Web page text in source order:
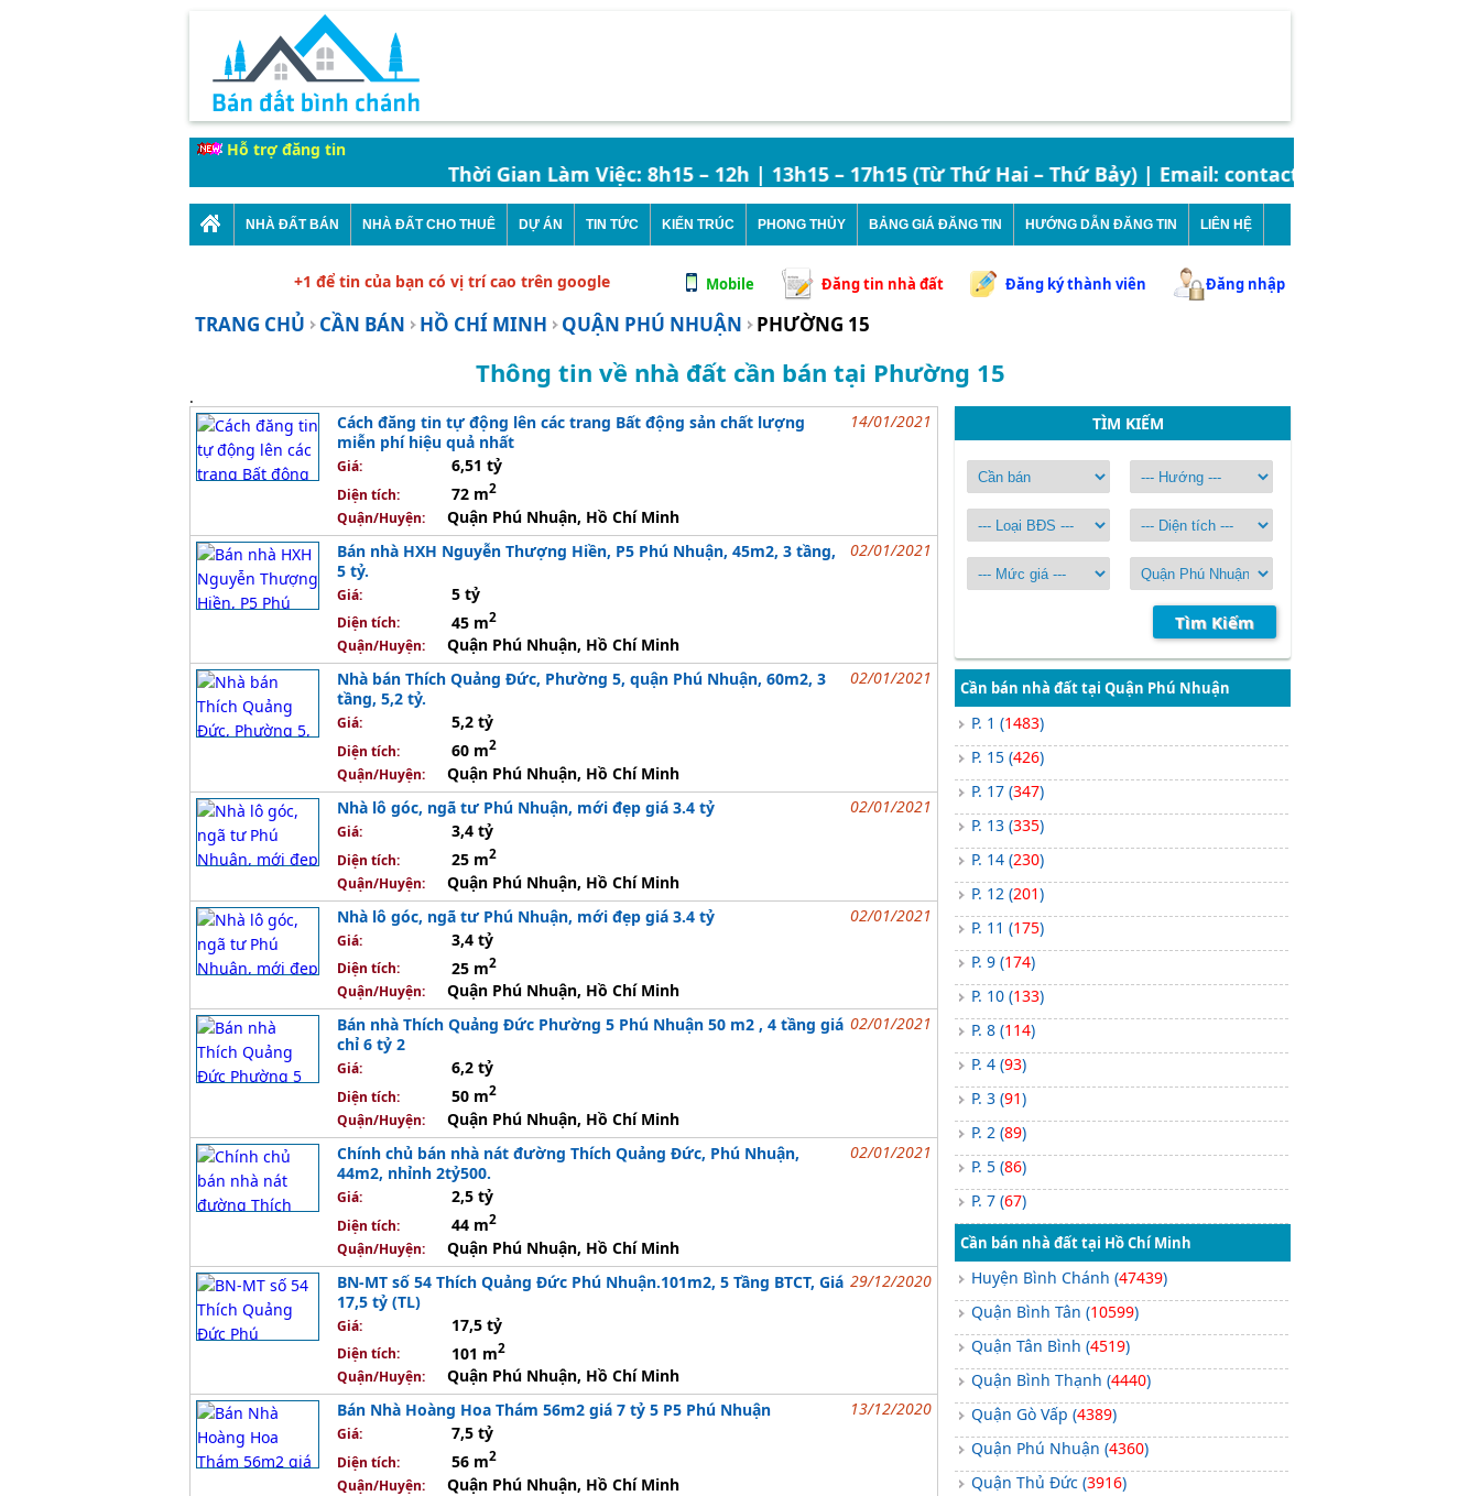
Hỗ trợ đăng tin
Thời Gian Làm Việc: 8h15 – 12h | 13h15 – 17h15 (Từ Thứ Hai – Thứ Bảy) | Email:
NHÀ ĐẤT BÁN NHÀ ĐẤT CHO THUÊ DỰ ÁN TIN TỨC KIẾN TRÚC PHONG THỦY BẢNG GIÁ ĐĂNG TIN HƯỚNG DẪN ĐĂNG TIN LIÊN HỆ
+1 để tin của bạn có vị trí cao trên google Mobile Đăng tin nhà đất Đăng ký thành viên Đăng nhập
TRANG CHỦ CẦN BÁN HỒ CHÍ MINH QUẬN PHÚ NHUẬN PHƯỜNG 15
Thông tin về nhà đất cần bán tại Phường 15
.
TÌM KIẾM
Tìm Kiếm
Cần bán nhà đất tại Quận Phú Nhuận
P. 1 (1483)
P. 15 (426)
P. 17 (347)
P. 13 (335)
P. 14 (230)
P. 12 (201)
P. 11 (175)
P. 9 (174)
P. 10 (133)
P. 8 (114)
P. 4 (93)
P. 3 (91)
P. 2 (89)
P. 5 (86)
P. 7 (67)
Cần bán nhà đất tại Hồ Chí Minh
Huyện Bình Chánh (47439)
Quận Bình Tân (10599)
Quận Tân Bình (4519)
Quận Bình Thạnh (4440)
Quận Gò Vấp (4389)
Quận Phú Nhuận (4360)
Quận Thủ Đức (3916)
Cách đăng tin tự động lên các trang Bất động sản chất lượng
miễn phí hiệu quả nhất
Giá: 6,51 tỷ
Diện tích: 72 m2
Quận/Huyện: Quận Phú Nhuận, Hồ Chí Minh
14/01/2021
Bán nhà HXH Nguyễn Thượng Hiền, P5 Phú Nhuận, 45m2, 3 tầng,
5 tỷ.
Giá: 5 tỷ
Diện tích: 45 m2
Quận/Huyện: Quận Phú Nhuận, Hồ Chí Minh
02/01/2021
Nhà bán Thích Quảng Đức, Phường 5, quận Phú Nhuận, 60m2, 3
tầng, 5,2 tỷ.
Giá: 5,2 tỷ
Diện tích: 60 m2
Quận/Huyện: Quận Phú Nhuận, Hồ Chí Minh
02/01/2021
Nhà lô góc, ngã tư Phú Nhuận, mới đẹp giá 3.4 tỷ
Giá: 3,4 tỷ
Diện tích: 25 m2
Quận/Huyện: Quận Phú Nhuận, Hồ Chí Minh
02/01/2021
Nhà lô góc, ngã tư Phú Nhuận, mới đẹp giá 3.4 tỷ
Giá: 3,4 tỷ
Diện tích: 25 m2
Quận/Huyện: Quận Phú Nhuận, Hồ Chí Minh
02/01/2021
Bán nhà Thích Quảng Đức Phường 5 Phú Nhuận 50 m2 , 4 tầng giá
chỉ 6 tỷ 2
Giá: 6,2 tỷ
Diện tích: 50 m2
Quận/Huyện: Quận Phú Nhuận, Hồ Chí Minh
02/01/2021
Chính chủ bán nhà nát đường Thích Quảng Đức, Phú Nhuận,
44m2, nhỉnh 2tỷ500.
Giá: 2,5 tỷ
Diện tích: 44 m2
Quận/Huyện: Quận Phú Nhuận, Hồ Chí Minh
02/01/2021
BN-MT số 54 Thích Quảng Đức Phú Nhuận.101m2, 5 Tầng BTCT, Giá
17,5 tỷ (TL)
Giá: 17,5 tỷ
Diện tích: 101 m2
Quận/Huyện: Quận Phú Nhuận, Hồ Chí Minh
29/12/2020
Bán Nhà Hoàng Hoa Thám 56m2 giá 7 tỷ 5 P5 Phú Nhuận
Giá: 7,5 tỷ
Diện tích: 56 m2
Quận/Huyện: Quận Phú Nhuận, Hồ Chí Minh
13/12/2020